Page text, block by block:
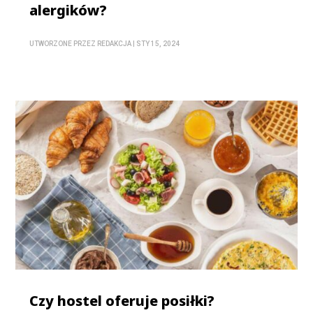
alergików?
UTWORZONE PRZEZ REDAKCJA STY 15, 2024
Czy hostel oferuje posiłki?